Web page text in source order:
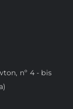
nº 4 - bis